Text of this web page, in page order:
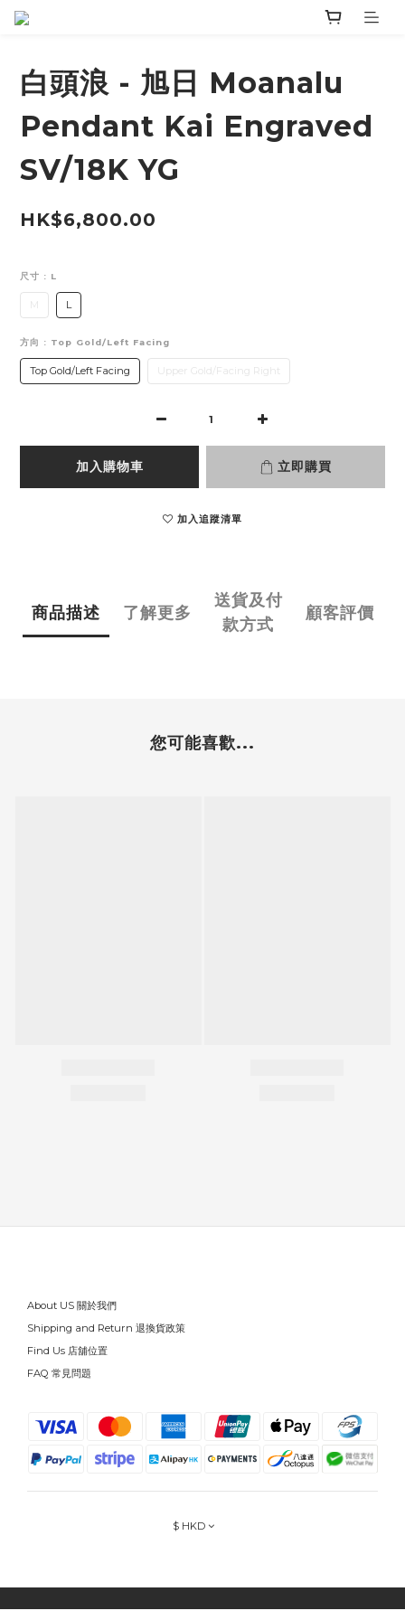
白頭浪 - 旭日 Moanalu
Pendant Kai Engraved
SV/18K YG
HK$6,800.00
尺寸 : L
M L
方向 : Top Gold/Left Facing
Top Gold/Left Facing Upper Gold/Facing Right
加入購物車 立即購買
加入追蹤清單
商品描述 了解更多
送貨及付
款方式
顧客評價
您可能喜歡...
About US 關於我們
Shipping and Return 退換貨政策
Find Us 店舖位置
FAQ 常見問題
$ HKD